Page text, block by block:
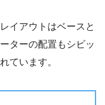
イアウトはベースと
ターの配置もシビッ
ています。